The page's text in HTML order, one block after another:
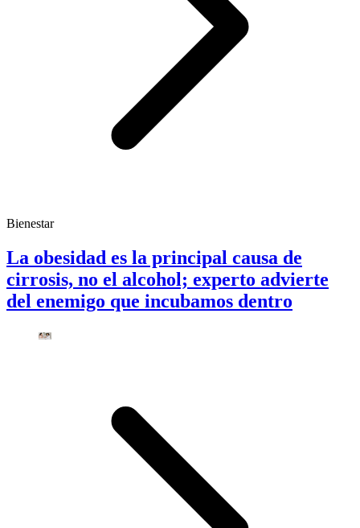
Bienestar
La obesidad es la principal causa de
cirrosis, no el alcohol; experto advierte
del enemigo que incubamos dentro